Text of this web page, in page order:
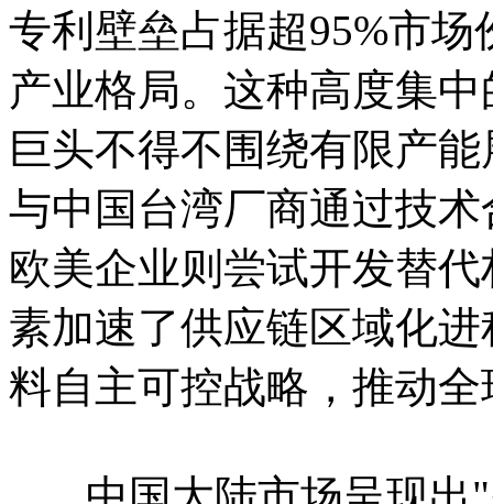
专利壁垒占据超95%市
产业格局。这种高度集
巨头不得不围绕有限产
与中国台湾厂商通过技
欧美企业则尝试开发替
素加速了供应链区域化
料自主可控战略，推动